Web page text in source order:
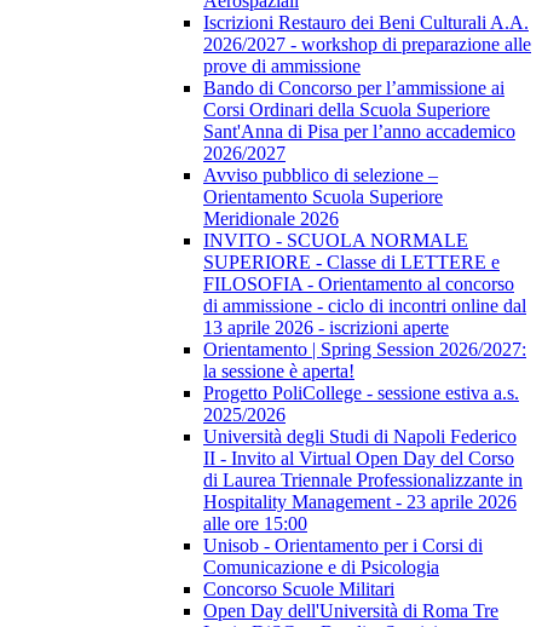
Iscrizioni Restauro dei Beni Culturali A.A.
2026/2027 - workshop di preparazione alle
prove di ammissione
Bando di Concorso per l’ammissione ai
Corsi Ordinari della Scuola Superiore
Sant'Anna di Pisa per l’anno accademico
2026/2027
Avviso pubblico di selezione –
Orientamento Scuola Superiore
Meridionale 2026
INVITO - SCUOLA NORMALE
SUPERIORE - Classe di LETTERE e
FILOSOFIA - Orientamento al concorso
di ammissione - ciclo di incontri online dal
13 aprile 2026 - iscrizioni aperte
Orientamento | Spring Session 2026/2027:
la sessione è aperta!
Progetto PoliCollege - sessione estiva a.s.
2025/2026
Università degli Studi di Napoli Federico
II - Invito al Virtual Open Day del Corso
di Laurea Triennale Professionalizzante in
Hospitality Management - 23 aprile 2026
alle ore 15:00
Unisob - Orientamento per i Corsi di
Comunicazione e di Psicologia
Concorso Scuole Militari
Open Day dell'Università di Roma Tre